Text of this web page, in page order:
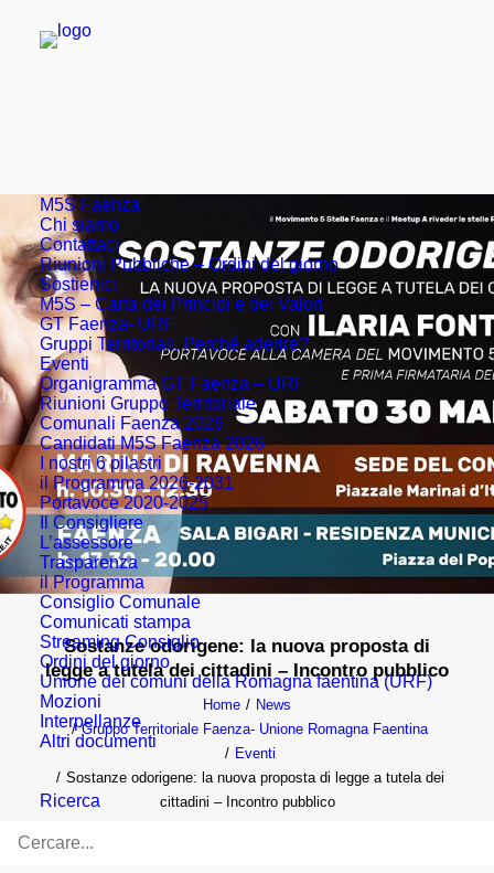
M5S Faenza
Chi siamo
Contattaci
Riunioni Pubbliche – Ordini del giorno
Sostienici
M5S – Carta dei Principi e dei Valori
GT Faenza- URF
Gruppi Territoriali. Perché aderire?
Eventi
Organigramma GT Faenza – URF
Riunioni Gruppo Territoriale
Comunali Faenza 2026
Candidati M5S Faenza 2026
I nostri 6 pilastri
il Programma 2026-2031
Portavoce 2020-2025
Il Consigliere
L’assessore
Trasparenza
il Programma
Consiglio Comunale
Comunicati stampa
Streaming Consiglio
Ordini del giorno
Unione dei comuni della Romagna faentina (URF)
Mozioni
Interpellanze
Altri documenti
Ricerca
Sostanze odorigene: la nuova proposta di
legge a tutela dei cittadini – Incontro pubblico
Home
News
Gruppo Territoriale Faenza- Unione Romagna Faentina
Eventi
Sostanze odorigene: la nuova proposta di legge a tutela dei
cittadini – Incontro pubblico